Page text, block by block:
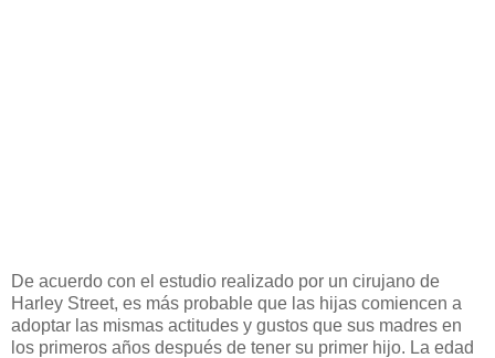
De acuerdo con el estudio realizado por un cirujano de
Harley Street, es más probable que las hijas comiencen a
adoptar las mismas actitudes y gustos que sus madres en
los primeros años después de tener su primer hijo. La edad